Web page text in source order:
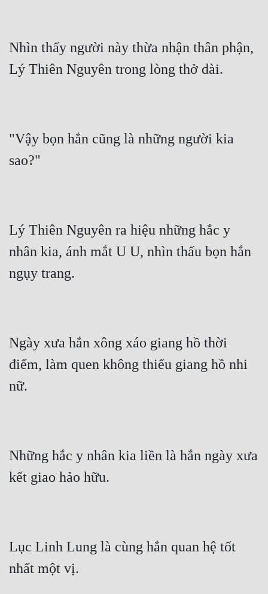
Nhìn thấy người này thừa nhận thân phận,
Lý Thiên Nguyên trong lòng thở dài.
"Vậy bọn hắn cũng là những người kia
sao?"
Lý Thiên Nguyên ra hiệu những hắc y
nhân kia, ánh mắt U U, nhìn thấu bọn hắn
ngụy trang.
Ngày xưa hắn xông xáo giang hồ thời
điểm, làm quen không thiếu giang hồ nhi
nữ.
Những hắc y nhân kia liền là hắn ngày xưa
kết giao hảo hữu.
Lục Linh Lung là cùng hắn quan hệ tốt
nhất một vị.